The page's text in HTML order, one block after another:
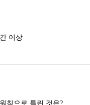
이상
칙으로 틀린 것은?